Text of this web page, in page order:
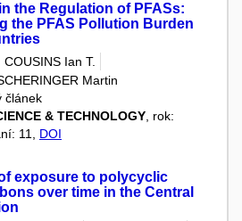
the Regulation of PFASs:
the PFAS Pollution Burden
COUSINS Ian T.
Martin
článek
& TECHNOLOGY , rok:
11, DOI
exposure to polycyclic
over time in the Central